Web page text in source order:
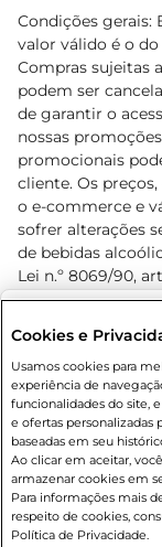
Rio de Janeiro
Caso queira
suas compras:
Entrega em
Condições gerais:
valor válido é o
Compras sujeitas
podem ser
de garantir o
nossas
promocionais
cliente. Os
o e-commerce e
sofrer alterações
de bebidas
Lei n.º 8069/90,
Adolescente).
prévio. O valor
80,00.
©
Cookies e
Usamos cookies para
experiência de
funcionalidades do site,
e ofertas personalizadas
baseadas em seu
Ao clicar em aceitar,
armazenar cookies em
Para informações mais
respeito de cookies,
Política de Privacidade.